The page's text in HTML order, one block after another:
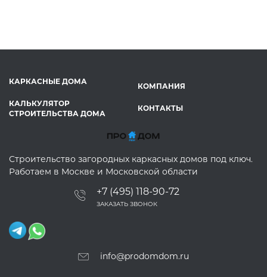
КАРКАСНЫЕ ДОМА
КАЛЬКУЛЯТОР
СТРОИТЕЛЬСТВА ДОМА
КОМПАНИЯ
КОНТАКТЫ
Строительство загородных каркасных домов под ключ.
Работаем в Москве и Московской области
+7 (495) 118-90-72
ЗАКАЗАТЬ ЗВОНОК
info@prodomdom.ru